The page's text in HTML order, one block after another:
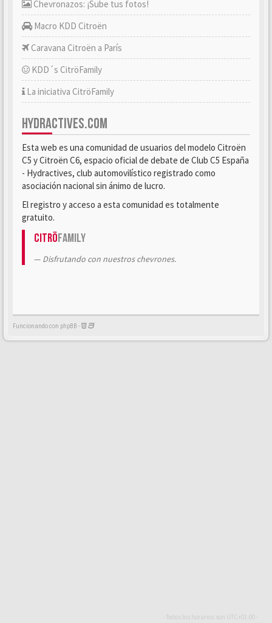
Chevronazos: ¡Sube tus fotos!
Macro KDD Citroën
Caravana Citroën a París
KDD´s CitröFamily
La iniciativa CitröFamily
HYDRACTIVES.COM
Esta web es una comunidad de usuarios del modelo Citroën
C5 y Citroën C6, espacio oficial de debate de Club C5 España
- Hydractives, club automovilístico registrado como
asociación nacional sin ánimo de lucro.
El registro y acceso a esta comunidad es totalmente
gratuito.
CitröFamily
Disfrutando con nuestros chevrones.
Funcionando con phpBB -
- Todos los horarios son UTC+01:00